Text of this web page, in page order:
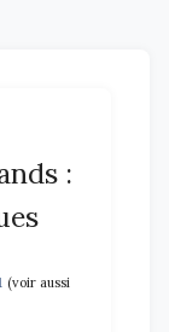
:
(voir aussi